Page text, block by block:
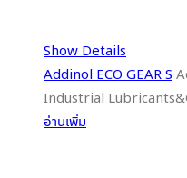
Show Details
Addinol ECO GEAR S
Industrial
อ่านเพิ่ม